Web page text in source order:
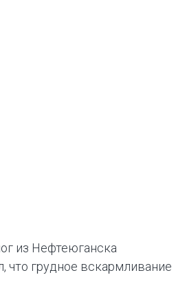
из Нефтеюганска
что грудное вскармливание